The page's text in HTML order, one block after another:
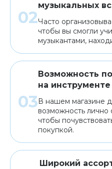
музыкальных
Часто
чтобы вы смогли
музыкантами,
Возможность
на инструменте
В нашем магазине
возможность лично
чтобы
покупкой.
Широкий